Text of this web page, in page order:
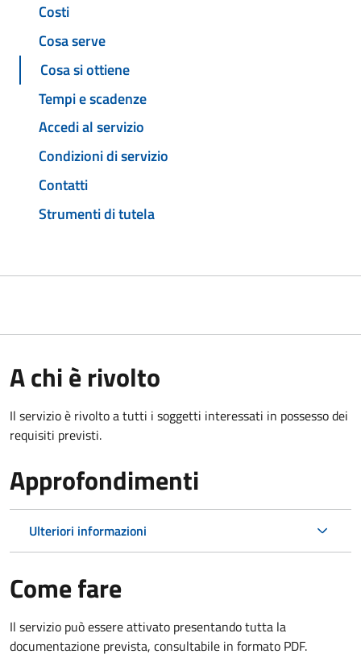
Costi
Cosa serve
Cosa si ottiene
Tempi e scadenze
Accedi al servizio
Condizioni di servizio
Contatti
Strumenti di tutela
A chi è rivolto
Il servizio è rivolto a tutti i soggetti interessati in possesso dei
requisiti previsti.
Approfondimenti
Ulteriori informazioni
Come fare
Il servizio può essere attivato presentando tutta la
documentazione prevista, consultabile in formato PDF.